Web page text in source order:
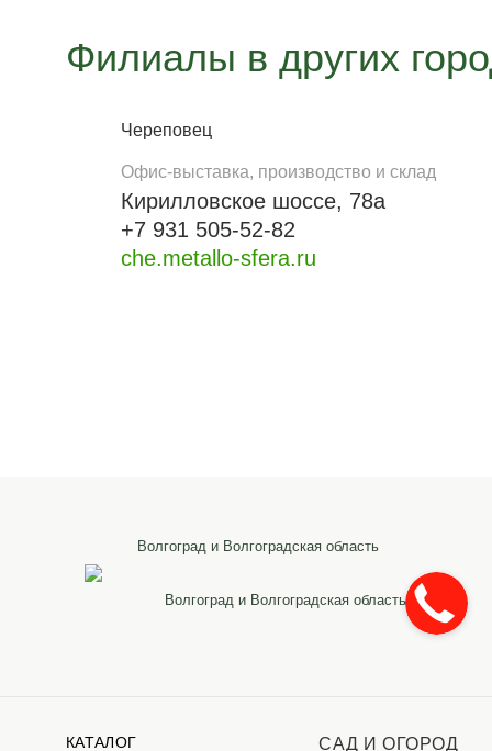
Филиалы в других
Череповец
Офис-выставка, производство и склад
Кирилловское шоссе, 78а
+7 931 505-52-82
che.metallo-sfera.ru
Волгоград и Волгоградская область
Волгоград и Волгоградская область
КАТАЛОГ САД И ОГОРОД